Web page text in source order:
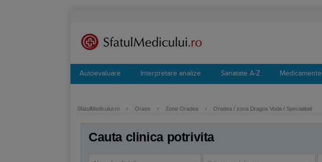
Autoevaluare Interpretare analize Sanatate A-Z Medicamente
SfatulMedicului.ro › Orase › Zone Oradea › Oradea / zona Dragos Voda / Specialitati
Cauta clinica potrivita